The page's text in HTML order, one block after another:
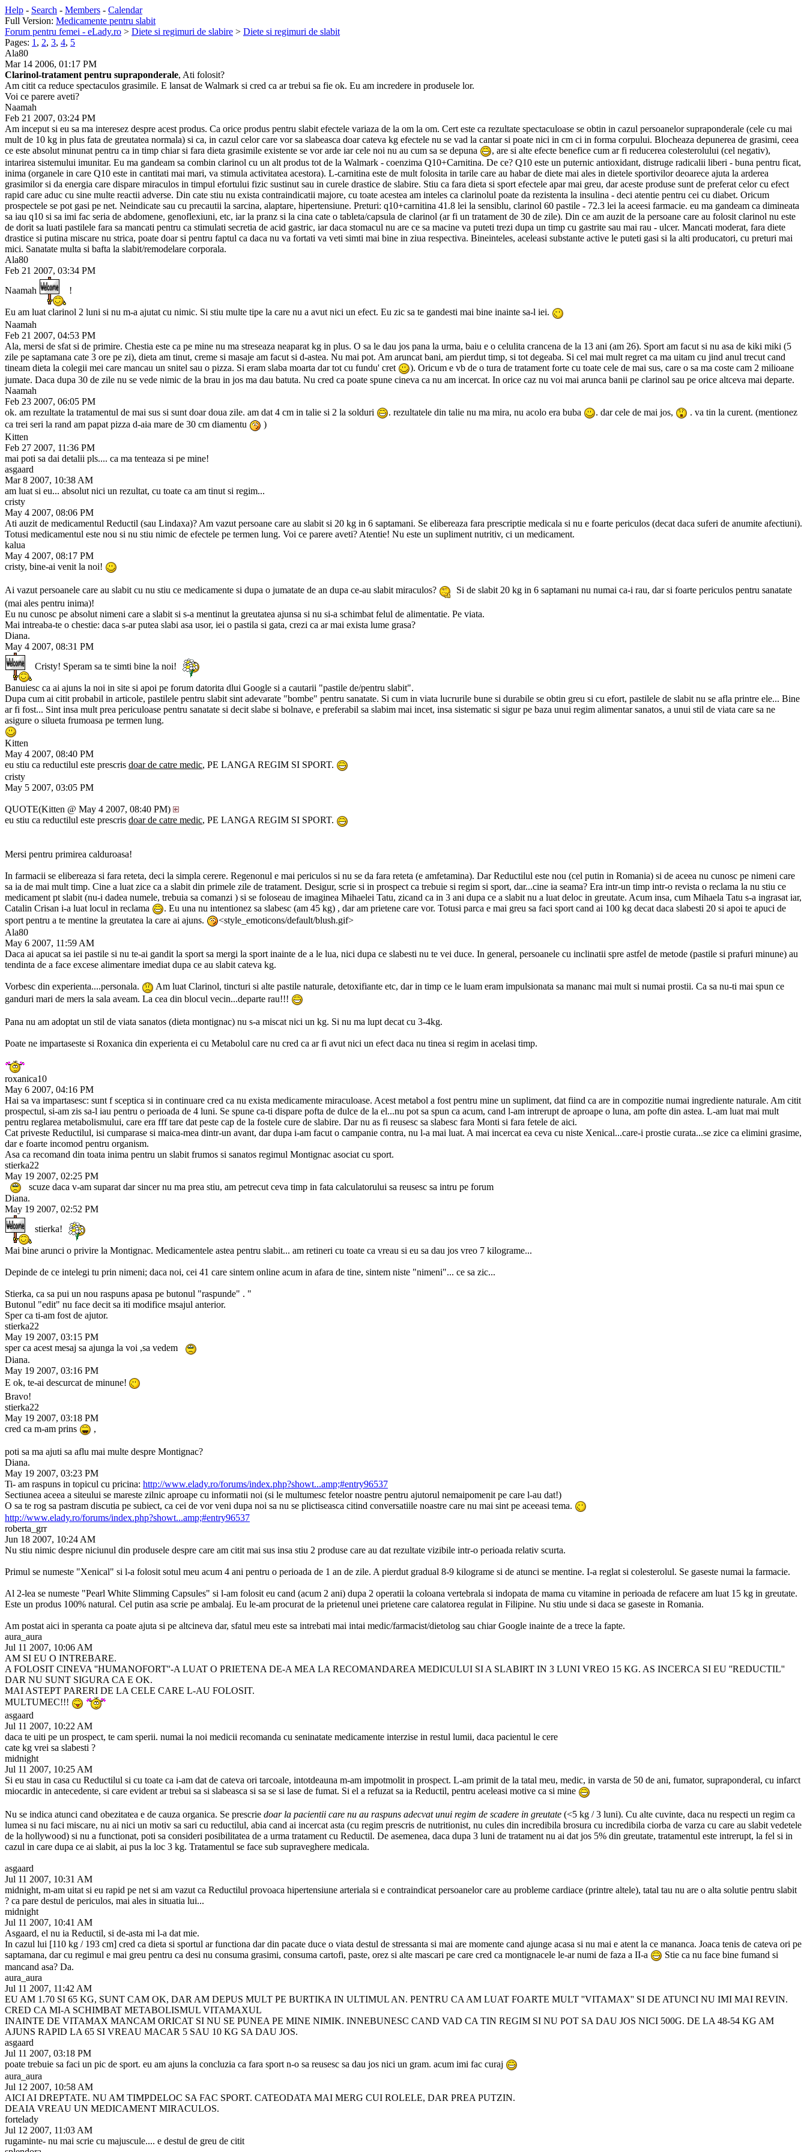
Help - Search - Members - Calendar
Full Version: Medicamente pentru slabit
Forum pentru femei - eLady.ro > Diete si regimuri de slabire > Diete si regimuri de slabit
Pages: 1 , 2, 3, 4, 5
Ala80
Mar 14 2006, 01:17 PM
Clarinol-tratament pentru supraponderale, Ati folosit?
Am citit ca reduce spectaculos grasimile. E lansat de Walmark si cred ca ar trebui sa fie ok. Eu am incredere in produsele lor.
Voi ce parere aveti?
Naamah
Feb 21 2007, 03:24 PM
Am inceput si eu sa ma interesez despre acest produs. Ca orice produs pentru slabit efectele variaza de la om la om. Cert este ca rezultate spectaculoase se obtin in cazul persoanelor supraponderale (cele cu mai
mult de 10 kg in plus fata de greutatea normala) si ca, in cazul celor care vor sa slabeasca doar cateva kg efectele nu se vad la cantar si poate nici in cm ci in forma corpului. Blocheaza depunerea de grasimi, ceea
ce este absolut minunat pentru ca in timp chiar si fara dieta grasimile existente se vor arde iar cele noi nu au cum sa se depuna
, are si alte efecte benefice cum ar fi reducerea colesterolului (cel negativ),
intarirea sistemului imunitar. Eu ma gandeam sa combin clarinol cu un alt produs tot de la Walmark - coenzima Q10+Carnitina. De ce? Q10 este un puternic antioxidant, distruge radicalii liberi - buna pentru ficat,
inima (organele in care Q10 este in cantitati mai mari, va stimula activitatea acestora). L-carnitina este de mult folosita in tarile care au habar de diete mai ales in dietele sportivilor deoarece ajuta la arderea
grasimilor si da energia care dispare miraculos in timpul efortului fizic sustinut sau in curele drastice de slabire. Stiu ca fara dieta si sport efectele apar mai greu, dar aceste produse sunt de preferat celor cu efect
rapid care aduc cu sine multe reactii adverse. Din cate stiu nu exista contraindicatii majore, cu toate acestea am inteles ca clarinolul poate da rezistenta la insulina - deci atentie pentru cei cu diabet. Oricum
prospectele se pot gasi pe net. Neindicate sau cu precautii la sarcina, alaptare, hipertensiune. Preturi: q10+carnitina 41.8 lei la sensiblu, clarinol 60 pastile - 72.3 lei la aceesi farmacie. eu ma gandeam ca dimineata
sa iau q10 si sa imi fac seria de abdomene, genoflexiuni, etc, iar la pranz si la cina cate o tableta/capsula de clarinol (ar fi un tratament de 30 de zile). Din ce am auzit de la persoane care au folosit clarinol nu este
de dorit sa luati pastilele fara sa mancati pentru ca stimulati secretia de acid gastric, iar daca stomacul nu are ce sa macine va puteti trezi dupa un timp cu gastrite sau mai rau - ulcer. Mancati moderat, fara diete
drastice si putina miscare nu strica, poate doar si pentru faptul ca daca nu va fortati va veti simti mai bine in ziua respectiva. Bineinteles, aceleasi substante active le puteti gasi si la alti producatori, cu preturi mai
mici. Sanatate multa si bafta la slabit/remodelare corporala.
Ala80
Feb 21 2007, 03:34 PM
Naamah
!
Eu am luat clarinol 2 luni si nu m-a ajutat cu nimic. Si stiu multe tipe la care nu a avut nici un efect. Eu zic sa te gandesti mai bine inainte sa-l iei.
Naamah
Feb 21 2007, 04:53 PM
Ala, mersi de sfat si de primire. Chestia este ca pe mine nu ma streseaza neaparat kg in plus. O sa le dau jos pana la urma, baiu e o celulita crancena de la 13 ani (am 26). Sport am facut si nu asa de kiki miki (5
zile pe saptamana cate 3 ore pe zi), dieta am tinut, creme si masaje am facut si d-astea. Nu mai pot. Am aruncat bani, am pierdut timp, si tot degeaba. Si cel mai mult regret ca ma uitam cu jind anul trecut cand
tineam dieta la colegii mei care mancau un snitel sau o pizza. Si eram slaba moarta dar tot cu fundu' cret
). Oricum e vb de o tura de tratament forte cu toate cele de mai sus, care o sa ma coste cam 2 milioane
jumate. Daca dupa 30 de zile nu se vede nimic de la brau in jos ma dau batuta. Nu cred ca poate spune cineva ca nu am incercat. In orice caz nu voi mai arunca banii pe clarinol sau pe orice altceva mai departe.
Naamah
Feb 23 2007, 06:05 PM
ok. am rezultate la tratamentul de mai sus si sunt doar doua zile. am dat 4 cm in talie si 2 la solduri
. rezultatele din talie nu ma mira, nu acolo era buba . dar cele de mai jos,
. va tin la curent. (mentionez
ca trei seri la rand am papat pizza d-aia mare de 30 cm diamentu
)
Kitten
Feb 27 2007, 11:36 PM
mai poti sa dai detalii pls.... ca ma tenteaza si pe mine!
asgaard
Mar 8 2007, 10:38 AM
am luat si eu... absolut nici un rezultat, cu toate ca am tinut si regim...
cristy
May 4 2007, 08:06 PM
Ati auzit de medicamentul Reductil (sau Lindaxa)? Am vazut persoane care au slabit si 20 kg in 6 saptamani. Se elibereaza fara prescriptie medicala si nu e foarte periculos (decat daca suferi de anumite afectiuni).
Totusi medicamentul este nou si nu stiu nimic de efectele pe termen lung. Voi ce parere aveti? Atentie! Nu este un supliment nutritiv, ci un medicament.
kalua
May 4 2007, 08:17 PM
cristy, bine-ai venit la noi!
Ai vazut persoanele care au slabit cu nu stiu ce medicamente si dupa o jumatate de an dupa ce-au slabit miraculos?
Si de slabit 20 kg in 6 saptamani nu numai ca-i rau, dar si foarte periculos pentru sanatate
(mai ales pentru inima)!
Eu nu cunosc pe absolut nimeni care a slabit si s-a mentinut la greutatea ajunsa si nu si-a schimbat felul de alimentatie. Pe viata.
Mai intreaba-te o chestie: daca s-ar putea slabi asa usor, iei o pastila si gata, crezi ca ar mai exista lume grasa?
Diana.
May 4 2007, 08:31 PM
Cristy! Speram sa te simti bine la noi!
Banuiesc ca ai ajuns la noi in site si apoi pe forum datorita dlui Google si a cautarii "pastile de/pentru slabit".
Dupa cum ai citit probabil in articole, pastilele pentru slabit sint adevarate "bombe" pentru sanatate. Si cum in viata lucrurile bune si durabile se obtin greu si cu efort, pastilele de slabit nu se afla printre ele... Bine
ar fi fost... Sint insa mult prea periculoase pentru sanatate si decit slabe si bolnave, e preferabil sa slabim mai incet, insa sistematic si sigur pe baza unui regim alimentar sanatos, a unui stil de viata care sa ne
asigure o silueta frumoasa pe termen lung.
Kitten
May 4 2007, 08:40 PM
eu stiu ca reductilul este prescris doar de catre medic, PE LANGA REGIM SI SPORT.
cristy
May 5 2007, 03:05 PM
QUOTE(Kitten @ May 4 2007, 08:40 PM)
eu stiu ca reductilul este prescris doar de catre medic, PE LANGA REGIM SI SPORT.
Mersi pentru primirea calduroasa!
In farmacii se elibereaza si fara reteta, deci la simpla cerere. Regenonul e mai periculos si nu se da fara reteta (e amfetamina). Dar Reductilul este nou (cel putin in Romania) si de aceea nu cunosc pe nimeni care
sa ia de mai mult timp. Cine a luat zice ca a slabit din primele zile de tratament. Desigur, scrie si in prospect ca trebuie si regim si sport, dar...cine ia seama? Era intr-un timp intr-o revista o reclama la nu stiu ce
medicament pt slabit (nu-i dadea numele, trebuia sa comanzi ) si se foloseau de imaginea Mihaelei Tatu, zicand ca in 3 ani dupa ce a slabit nu a luat deloc in greutate. Acum insa, cum Mihaela Tatu s-a ingrasat iar,
Catalin Crisan i-a luat locul in reclama
. Eu una nu intentionez sa slabesc (am 45 kg) , dar am prietene care vor. Totusi parca e mai greu sa faci sport cand ai 100 kg decat daca slabesti 20 si apoi te apuci de
sport pentru a te mentine la greutatea la care ai ajuns.
<style_emoticons/default/blush.gif>
Ala80
May 6 2007, 11:59 AM
Daca ai apucat sa iei pastile si nu te-ai gandit la sport sa mergi la sport inainte de a le lua, nici dupa ce slabesti nu te vei duce. In general, persoanele cu inclinatii spre astfel de metode (pastile si prafuri minune) au
tendinta de a face excese alimentare imediat dupa ce au slabit cateva kg.
Vorbesc din experienta....personala.
Am luat Clarinol, tincturi si alte pastile naturale, detoxifiante etc, dar in timp ce le luam eram impulsionata sa mananc mai mult si numai prostii. Ca sa nu-ti mai spun ce
ganduri mari de mers la sala aveam. La cea din blocul vecin...departe rau!!!
Pana nu am adoptat un stil de viata sanatos (dieta montignac) nu s-a miscat nici un kg. Si nu ma lupt decat cu 3-4kg.
Poate ne impartaseste si Roxanica din experienta ei cu Metabolul care nu cred ca ar fi avut nici un efect daca nu tinea si regim in acelasi timp.
roxanica10
May 6 2007, 04:16 PM
Hai sa va impartasesc: sunt f sceptica si in continuare cred ca nu exista medicamente miraculoase. Acest metabol a fost pentru mine un supliment, dat fiind ca are in compozitie numai ingrediente naturale. Am citit
prospectul, si-am zis sa-l iau pentru o perioada de 4 luni. Se spune ca-ti dispare pofta de dulce de la el...nu pot sa spun ca acum, cand l-am intrerupt de aproape o luna, am pofte din astea. L-am luat mai mult
pentru reglarea metabolismului, care era fff tare dat peste cap de la fostele cure de slabire. Dar nu as fi reusesc sa slabesc fara Monti si fara fetele de aici.
Cat priveste Reductilul, isi cumparase si maica-mea dintr-un avant, dar dupa i-am facut o campanie contra, nu l-a mai luat. A mai incercat ea ceva cu niste Xenical...care-i prostie curata...se zice ca elimini grasime,
dar e foarte incomod pentru organism.
Asa ca recomand din toata inima pentru un slabit frumos si sanatos regimul Montignac asociat cu sport.
stierka22
May 19 2007, 02:25 PM
scuze daca v-am suparat dar sincer nu ma prea stiu, am petrecut ceva timp in fata calculatorului sa reusesc sa intru pe forum
Diana.
May 19 2007, 02:52 PM
stierka!
Mai bine arunci o privire la Montignac. Medicamentele astea pentru slabit... am retineri cu toate ca vreau si eu sa dau jos vreo 7 kilograme...
Depinde de ce intelegi tu prin nimeni; daca noi, cei 41 care sintem online acum in afara de tine, sintem niste "nimeni"... ce sa zic...
Stierka, ca sa pui un nou raspuns apasa pe butonul "raspunde" . "
Butonul "edit" nu face decit sa iti modifice msajul anterior.
Sper ca ti-am fost de ajutor.
stierka22
May 19 2007, 03:15 PM
sper ca acest mesaj sa ajunga la voi ,sa vedem
Diana.
May 19 2007, 03:16 PM
E ok, te-ai descurcat de minune!
Bravo!
stierka22
May 19 2007, 03:18 PM
cred ca m-am prins
,
poti sa ma ajuti sa aflu mai multe despre Montignac?
Diana.
May 19 2007, 03:23 PM
Ti- am raspuns in topicul cu pricina: http://www.elady.ro/forums/index.php?showt...amp;#entry96537
Sectiunea aceea a siteului se mareste zilnic aproape cu informatii noi (si le multumesc fetelor noastre pentru ajutorul nemaipomenit pe care l-au dat!)
O sa te rog sa pastram discutia pe subiect, ca cei de vor veni dupa noi sa nu se plictiseasca citind conversatiile noastre care nu mai sint pe aceeasi tema.
http://www.elady.ro/forums/index.php?showt...amp;#entry96537
roberta_grr
Jun 18 2007, 10:24 AM
Nu stiu nimic despre niciunul din produsele despre care am citit mai sus insa stiu 2 produse care au dat rezultate vizibile intr-o perioada relativ scurta.
Primul se numeste "Xenical" si l-a folosit sotul meu acum 4 ani pentru o perioada de 1 an de zile. A pierdut gradual 8-9 kilograme si de atunci se mentine. I-a reglat si colesterolul. Se gaseste numai la farmacie.
Al 2-lea se numeste "Pearl White Slimming Capsules" si l-am folosit eu cand (acum 2 ani) dupa 2 operatii la coloana vertebrala si indopata de mama cu vitamine in perioada de refacere am luat 15 kg in greutate.
Este un produs 100% natural. Cel putin asa scrie pe ambalaj. Eu le-am procurat de la prietenul unei prietene care calatorea regulat in Filipine. Nu stiu unde si daca se gaseste in Romania.
Am postat aici in speranta ca poate ajuta si pe altcineva dar, sfatul meu este sa intrebati mai intai medic/farmacist/dietolog sau chiar Google inainte de a trece la fapte.
aura_aura
Jul 11 2007, 10:06 AM
AM SI EU O INTREBARE.
A FOLOSIT CINEVA ''HUMANOFORT''-A LUAT O PRIETENA DE-A MEA LA RECOMANDAREA MEDICULUI SI A SLABIRT IN 3 LUNI VREO 15 KG. AS INCERCA SI EU ''REDUCTIL''
DAR NU SUNT SIGURA CA E OK.
MAI ASTEPT PARERI DE LA CELE CARE L-AU FOLOSIT.
MULTUMEC!!!
asgaard
Jul 11 2007, 10:22 AM
daca te uiti pe un prospect, te cam sperii. numai la noi medicii recomanda cu seninatate medicamente interzise in restul lumii, daca pacientul le cere
cate kg vrei sa slabesti ?
midnight
Jul 11 2007, 10:25 AM
Si eu stau in casa cu Reductilul si cu toate ca i-am dat de cateva ori tarcoale, intotdeauna m-am impotmolit in prospect. L-am primit de la tatal meu, medic, in varsta de 50 de ani, fumator, supraponderal, cu infarct
miocardic in antecedente, si care evident ar trebui sa si slabeasca si sa se si lase de fumat. Si el a refuzat sa ia Reductil, pentru aceleasi motive ca si mine
Nu se indica atunci cand obezitatea e de cauza organica. Se prescrie doar la pacientii care nu au raspuns adecvat unui regim de scadere in greutate (<5 kg / 3 luni). Cu alte cuvinte, daca nu respecti un regim ca
lumea si nu faci miscare, nu ai nici un motiv sa sari cu reductilul, abia cand ai incercat asta (cu regim prescris de nutritionist, nu cules din incredibila brosura cu incredibila ciorba de varza cu care au slabit vedetele
de la hollywood) si nu a functionat, poti sa consideri posibilitatea de a urma tratament cu Reductil. De asemenea, daca dupa 3 luni de tratament nu ai dat jos 5% din greutate, tratamentul este intrerupt, la fel si in
cazul in care dupa ce ai slabit, ai pus la loc 3 kg. Tratamentul se face sub supraveghere medicala.
asgaard
Jul 11 2007, 10:31 AM
midnight, m-am uitat si eu rapid pe net si am vazut ca Reductilul provoaca hipertensiune arteriala si e contraindicat persoanelor care au probleme cardiace (printre altele), tatal tau nu are o alta solutie pentru slabit
? ca pare destul de periculos, mai ales in situatia lui...
midnight
Jul 11 2007, 10:41 AM
Asgaard, el nu ia Reductil, si de-asta mi l-a dat mie.
In cazul lui [110 kg / 193 cm] cred ca dieta si sportul ar functiona dar din pacate duce o viata destul de stressanta si mai are momente cand ajunge acasa si nu mai e atent la ce mananca. Joaca tenis de cateva ori pe
saptamana, dar cu regimul e mai greu pentru ca desi nu consuma grasimi, consuma cartofi, paste, orez si alte mascari pe care cred ca montignacele le-ar numi de faza a II-a
Stie ca nu face bine fumand si
mancand asa? Da.
aura_aura
Jul 11 2007, 11:42 AM
EU AM 1.70 SI 65 KG, SUNT CAM OK, DAR AM DEPUS MULT PE BURTIKA IN ULTIMUL AN. PENTRU CA AM LUAT FOARTE MULT ''VITAMAX'' SI DE ATUNCI NU IMI MAI REVIN.
CRED CA MI-A SCHIMBAT METABOLISMUL VITAMAXUL
INAINTE DE VITAMAX MANCAM ORICAT SI NU SE PUNEA PE MINE NIMIK. INNEBUNESC CAND VAD CA TIN REGIM SI NU POT SA DAU JOS NICI 500G. DE LA 48-54 KG AM
AJUNS RAPID LA 65 SI VREAU MACAR 5 SAU 10 KG SA DAU JOS.
asgaard
Jul 11 2007, 03:18 PM
poate trebuie sa faci un pic de sport. eu am ajuns la concluzia ca fara sport n-o sa reusesc sa dau jos nici un gram. acum imi fac curaj
aura_aura
Jul 12 2007, 10:58 AM
AICI AI DREPTATE. NU AM TIMPDELOC SA FAC SPORT. CATEODATA MAI MERG CUI ROLELE, DAR PREA PUTZIN.
DEAIA VREAU UN MEDICAMENT MIRACULOS.
fortelady
Jul 12 2007, 11:03 AM
rugaminte- nu mai scrie cu majuscule.... e destul de greu de citit